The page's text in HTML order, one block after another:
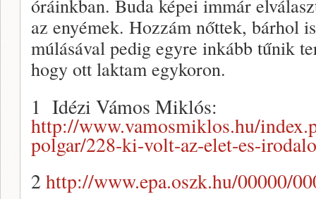
óráinkban. Buda képei immár
az enyémek. Hozzám nőttek, bárhol
múlásával pedig egyre inkább tűnik
hogy ott laktam egykoron.
1 Idézi Vámos Miklós:
http://www.vamosmiklos.hu/
polgar/228-ki-volt-az-elet-es-
2 http://www.epa.oszk.hu/00000/